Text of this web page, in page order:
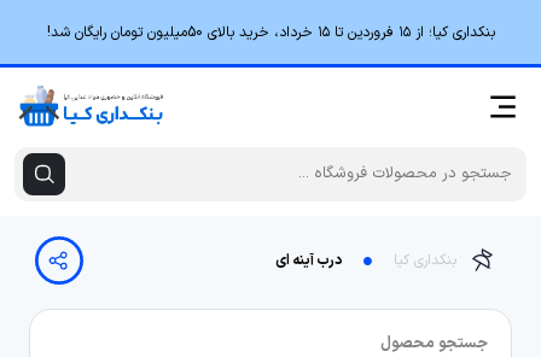
بنکداری کیا؛ از ۱۵ فروردین تا ۱۵ خرداد، خرید بالای 50میلیون تومان رایگان شد!
بنکداری کیا درب آینه ای
جستجو محصول